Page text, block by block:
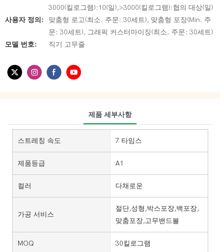
3000(킬로그램):10(일),>3000(킬로그램):협의 대상(일)
사용자 정의:
맞춤형 로고(최소. 주문: 30세트), 맞춤형 포장(Min. 주
문: 30세트), 그래픽 커스터마이징(최소. 주문: 30세트)
모델 번호:
직기 고무줄
제품 세부사항
스트레칭 속도 7 타임스
제품등급 A1
컬러 다채로운
가공 서비스
절단,성형,박스포장,백포장,
맞춤포장,고무밴드볼
MOQ 30킬로그램